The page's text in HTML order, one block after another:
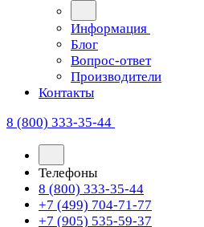
Информация
Блог
Вопрос-ответ
Производители
Контакты
8 (800) 333-35-44
Телефоны
8 (800) 333-35-44
+7 (499) 704-71-77
+7 (905) 535-59-37